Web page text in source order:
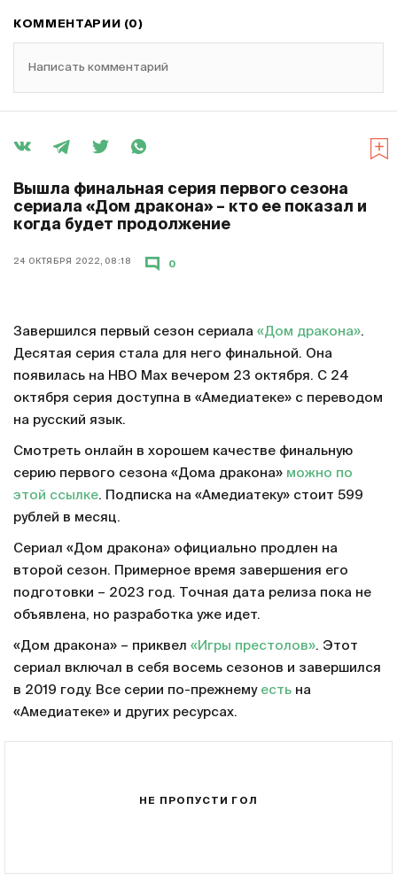
КОММЕНТАРИИ (0)
Написать комментарий
Вышла финальная серия первого сезона
сериала «Дом дракона» – кто ее показал и
когда будет продолжение
24 ОКТЯБРЯ 2022, 08:18 0
Завершился первый сезон сериала «Дом дракона».
Десятая серия стала для него финальной. Она
появилась на HBO Max вечером 23 октября. С 24
октября серия доступна в «Амедиатеке» с переводом
на русский язык.
Смотреть онлайн в хорошем качестве финальную
серию первого сезона «Дома дракона» можно по
этой ссылке. Подписка на «Амедиатеку» стоит 599
рублей в месяц.
Сериал «Дом дракона» официально продлен на
второй сезон. Примерное время завершения его
подготовки – 2023 год. Точная дата релиза пока не
объявлена, но разработка уже идет.
«Дом дракона» – приквел «Игры престолов». Этот
сериал включал в себя восемь сезонов и завершился
в 2019 году. Все серии по-прежнему есть на
«Амедиатеке» и других ресурсах.
НЕ ПРОПУСТИ ГОЛ